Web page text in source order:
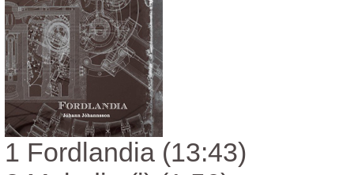
1 Fordlandia (13:43)